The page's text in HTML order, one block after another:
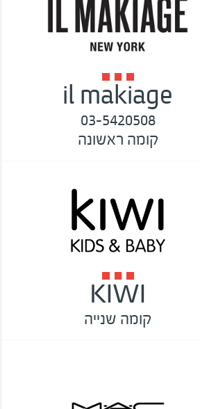
il makiage
03-5420508
קומה ראשונה
KIWI
קומה שנייה